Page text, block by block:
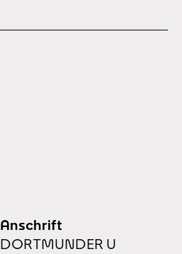
Anschrift
DORTMUNDER U